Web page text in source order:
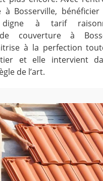
Bosserville, bénéficier
digne à tarif
de couverture à
à la perfection
et elle intervient
de l’art.